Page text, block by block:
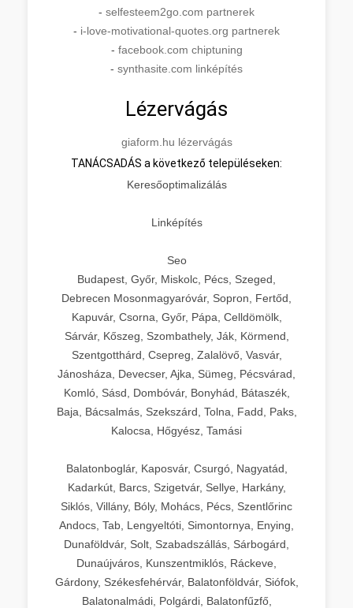
- selfesteem2go.com partnerek
- i-love-motivational-quotes.org partnerek
- facebook.com chiptuning
- synthasite.com linképítés
Lézervágás
giaform.hu lézervágás
TANÁCSADÁS a következő településeken:
Keresőoptimalizálás
Linképítés
Seo
Budapest, Győr, Miskolc, Pécs, Szeged,
Debrecen Mosonmagyaróvár, Sopron, Fertőd,
Kapuvár, Csorna, Győr, Pápa, Celldömölk,
Sárvár, Kőszeg, Szombathely, Ják, Körmend,
Szentgotthárd, Csepreg, Zalalövő, Vasvár,
Jánosháza, Devecser, Ajka, Sümeg, Pécsvárad,
Komló, Sásd, Dombóvár, Bonyhád, Bátaszék,
Baja, Bácsalmás, Szekszárd, Tolna, Fadd, Paks,
Kalocsa, Hőgyész, Tamási
Balatonboglár, Kaposvár, Csurgó, Nagyatád,
Kadarkút, Barcs, Szigetvár, Sellye, Harkány,
Siklós, Villány, Bóly, Mohács, Pécs, Szentlőrinc
Andocs, Tab, Lengyeltóti, Simontornya, Enying,
Dunaföldvár, Solt, Szabadszállás, Sárbogárd,
Dunaújváros, Kunszentmiklós, Ráckeve,
Gárdony, Székesfehérvár, Balatonföldvár, Siófok,
Balatonalmádi, Polgárdi, Balatonfűzfő,